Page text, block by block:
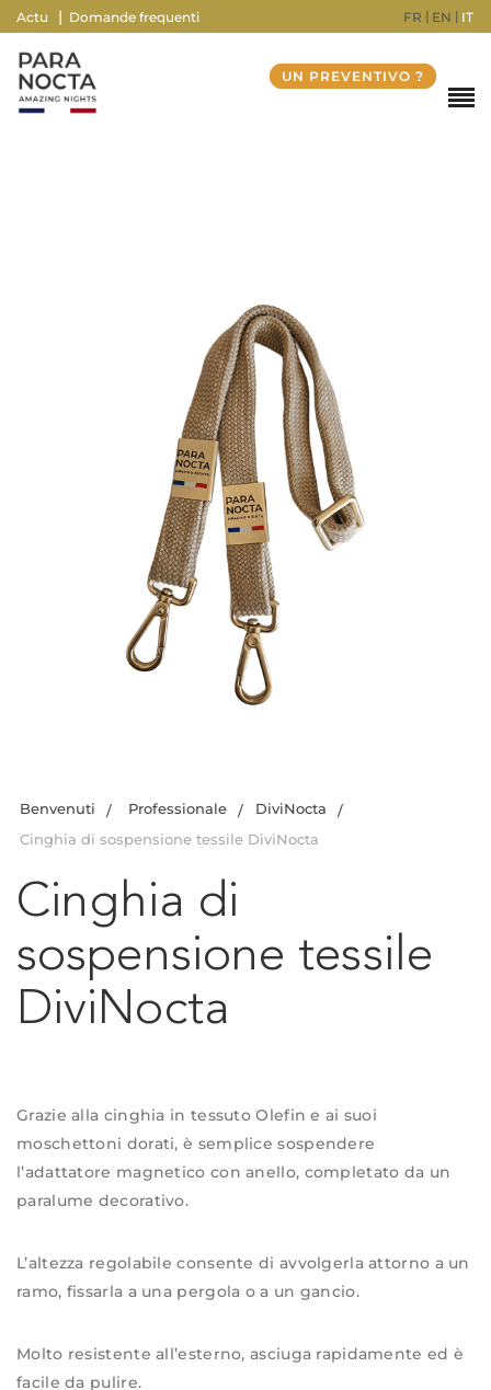
Actu Domande frequenti FR EN IT
UN PREVENTIVO ?
Benvenuti Professionale
DiviNocta
Cinghia di sospensione tessile DiviNocta
Cinghia di
sospensione tessile
DiviNocta
Grazie alla cinghia in tessuto Olefin e ai suoi
moschettoni dorati, è semplice sospendere
l’adattatore magnetico con anello, completato da un
paralume decorativo.
L’altezza regolabile consente di avvolgerla attorno a un
ramo, fissarla a una pergola o a un gancio.
Molto resistente all’esterno, asciuga rapidamente ed è
facile da pulire.